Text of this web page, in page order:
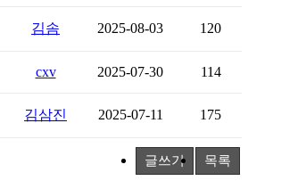
김솜 2025-08-03 120
cxv 2025-07-30 114
김삼진 2025-07-11 175
글쓰기 목록